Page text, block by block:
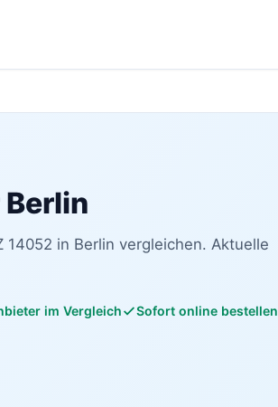
14052 in Berlin vergleichen. Aktuelle
im Vergleich Sofort online bestellen